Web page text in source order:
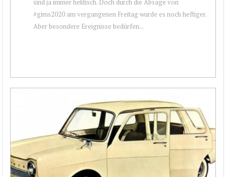
sind ja immer hektisch. Doch durch die Absage von
#gims2020 am vergangenen Freitag wurde es noch heftiger.
Aber besondere Ereignisse bedürfen...